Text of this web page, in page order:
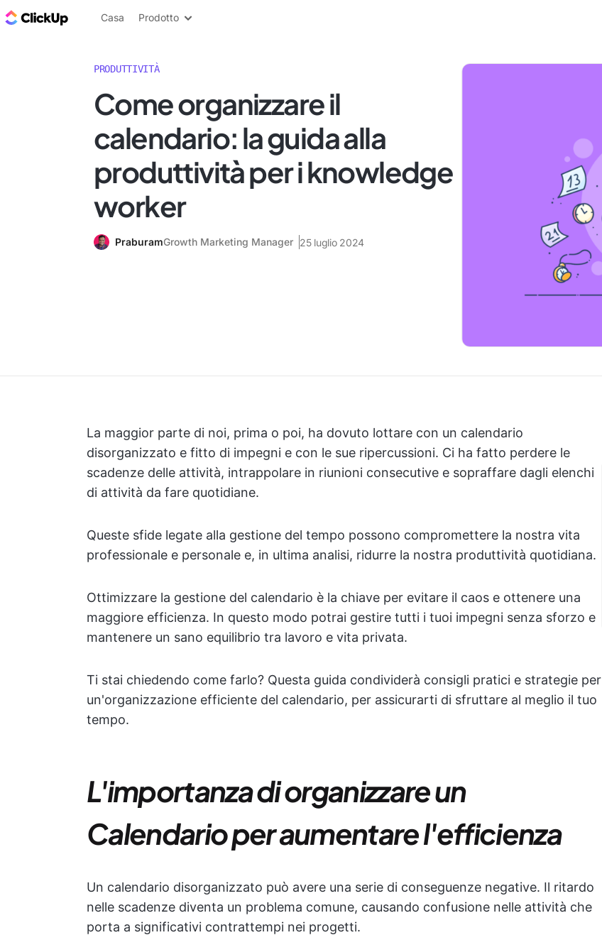
Blog di ClickUp
Casa Prodotto
PRODUTTIVITÀ
Come organizzare il
calendario: la guida alla
produttività per i knowledge
worker
PraburamGrowth Marketing Manager 25 luglio 2024
La maggior parte di noi, prima o poi, ha dovuto lottare con un calendario
disorganizzato e fitto di impegni e con le sue ripercussioni. Ci ha fatto perdere le
scadenze delle attività, intrappolare in riunioni consecutive e sopraffare dagli elenchi
di attività da fare quotidiane.
Queste sfide legate alla gestione del tempo possono compromettere la nostra vita
professionale e personale e, in ultima analisi, ridurre la nostra produttività quotidiana.
Ottimizzare la gestione del calendario è la chiave per evitare il caos e ottenere una
maggiore efficienza. In questo modo potrai gestire tutti i tuoi impegni senza sforzo e
mantenere un sano equilibrio tra lavoro e vita privata.
Ti stai chiedendo come farlo? Questa guida condividerà consigli pratici e strategie per
un'organizzazione efficiente del calendario, per assicurarti di sfruttare al meglio il tuo
tempo.
L'importanza di organizzare un
Calendario per aumentare l'efficienza
Un calendario disorganizzato può avere una serie di conseguenze negative. Il ritardo
nelle scadenze diventa un problema comune, causando confusione nelle attività che
porta a significativi contrattempi nei progetti.